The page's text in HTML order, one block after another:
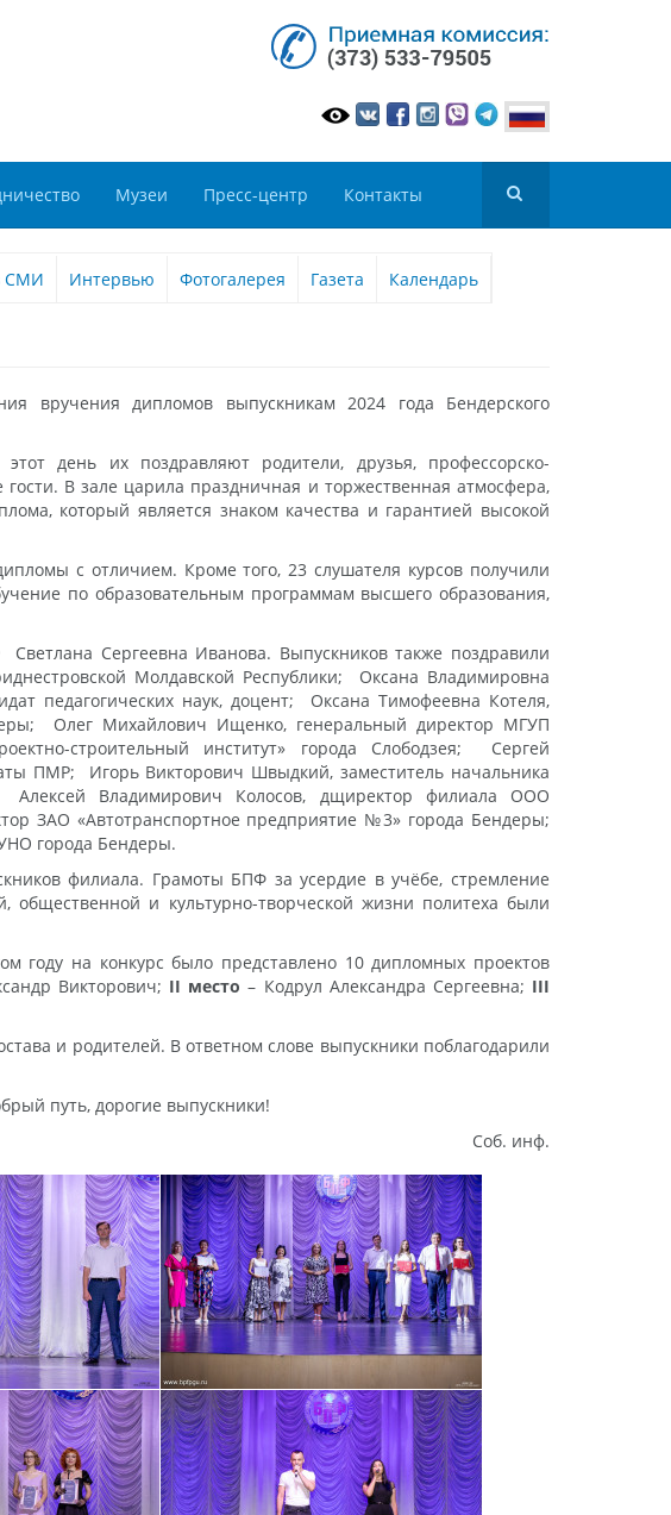
Музеи Пресс-центр Контакты
СМИ Интервью Фотогалерея Газета Календарь
вручения дипломов выпускникам 2024 года Бендерского
день их поздравляют родители, друзья, профессорско-
В зале царила праздничная и торжественная атмосфера,
который является знаком качества и гарантией высокой
с отличием. Кроме того, 23 слушателя курсов получили
по образовательным программам высшего образования,
Сергеевна Иванова. Выпускников также поздравили
Молдавской Республики; Оксана Владимировна
педагогических наук, доцент; Оксана Тимофеевна Котеля,
Олег Михайлович Ищенко, генеральный директор МГУП
строительный институт» города Слободзея; Сергей
ПМР; Игорь Викторович Швыдкий, заместитель начальника
Алексей Владимирович Колосов, дщиректор филиала ООО
ЗАО «Автотранспортное предприятие №3» города Бендеры;
города Бендеры.
филиала. Грамоты БПФ за усердие в учёбе, стремление
и культурно-творческой жизни политеха были
году на конкурс было представлено 10 дипломных проектов
Викторович; II место – Кодрул Александра Сергеевна; III
и родителей. В ответном слове выпускники поблагодарили
путь, дорогие выпускники!
Соб. инф.